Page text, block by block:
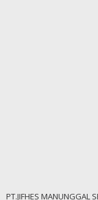
PT.JIFHES MANUNGGAL